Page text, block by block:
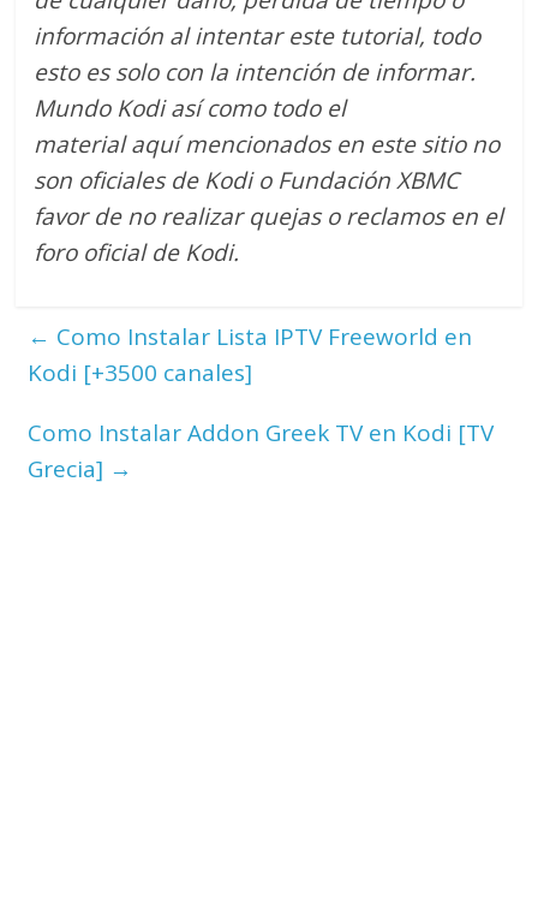
información al intentar este tutorial, todo
esto es solo con la intención de informar.
Mundo Kodi así como todo el
material aquí mencionados en este sitio no
son oficiales de Kodi o Fundación XBMC
favor de no realizar quejas o reclamos en el
foro oficial de Kodi.
← Como Instalar Lista IPTV Freeworld en
Kodi [+3500 canales]
Como Instalar Addon Greek TV en Kodi [TV
Grecia] →